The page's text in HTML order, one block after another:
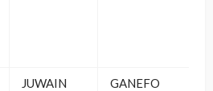
JUWAIN GANEFO